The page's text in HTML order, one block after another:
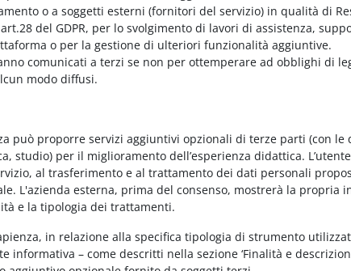
o a soggetti esterni (fornitori del servizio) in qualità di
del GDPR, per lo svolgimento di lavori di assistenza,
o per la gestione di ulteriori funzionalità aggiuntive.
comunicati a terzi se non per ottemperare ad obblighi di
modo diffusi.
può proporre servizi aggiuntivi opzionali di terze parti (con le
studio) per il miglioramento dell’esperienza didattica.
al trasferimento e al trattamento dei dati personali
L'azienda esterna, prima del consenso, mostrerà la propria
e la tipologia dei trattamenti.
in relazione alla specifica tipologia di strumento
– come descritti nella sezione ‘Finalità e